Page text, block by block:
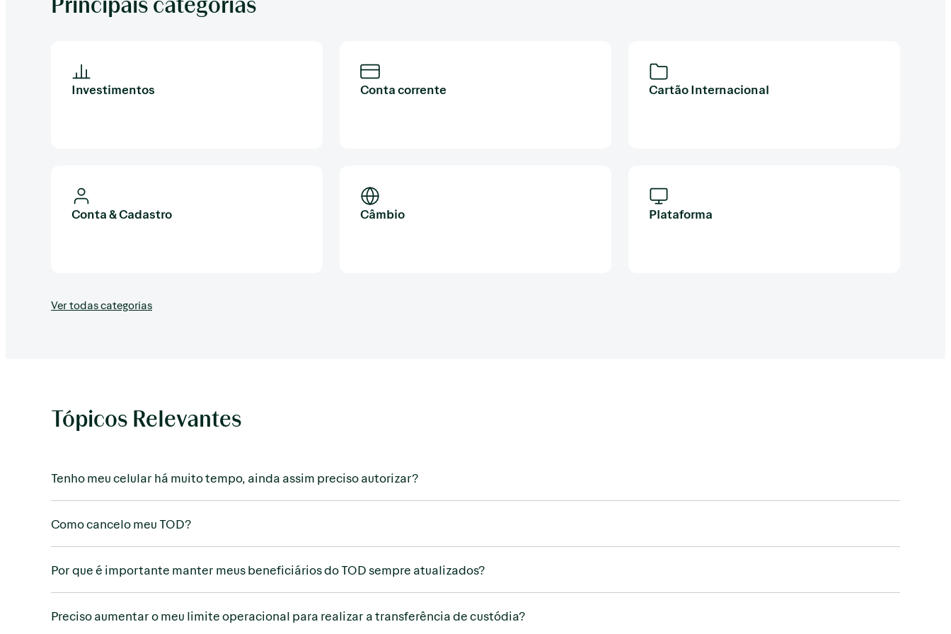
Investimentos Conta corrente Cartão Internacional
Conta & Cadastro Câmbio Plataforma
Ver todas categorias
Tópicos Relevantes
Tenho meu celular há muito tempo, ainda assim preciso autorizar?
Como cancelo meu TOD?
Por que é importante manter meus beneficiários do TOD sempre atualizados?
Preciso aumentar o meu limite operacional para realizar a transferência de custódia?